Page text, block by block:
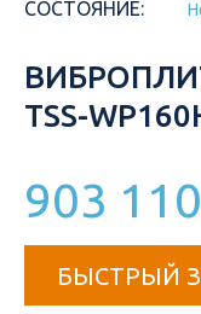
СОСТОЯНИЕ:
TSS-
903
БЫСТРЫЙ